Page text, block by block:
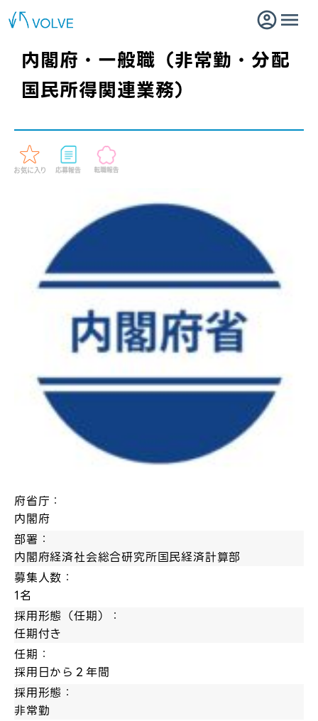
内閣府・一般職（非常勤・分配
国民所得関連業務）
府省庁：
内閣府
部署：
内閣府経済社会総合研究所国民経済計算部
募集人数：
1名
採用形態（任期）：
任期付き
任期：
採用日から２年間
採用形態：
非常勤